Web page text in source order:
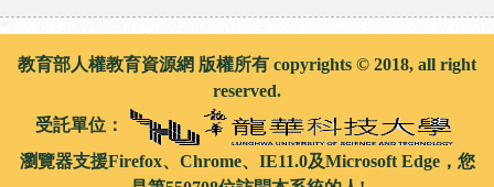
教育部人權教育資源網 版權所有 copyrights © 2018, all right
reserved.
受託單位：
瀏覽器支援Firefox、Chrome、IE11.0及Microsoft Edge，您